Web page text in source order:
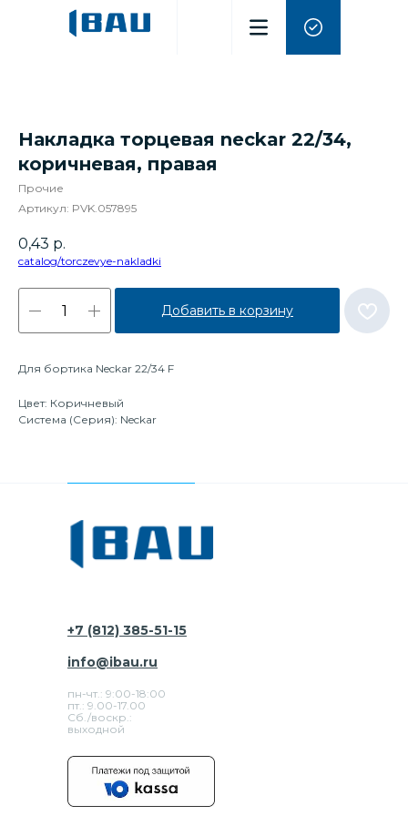
Накладка торцевая neckar 22/34,
коричневая, правая
Прочие
Артикул: PVK.057895
0,43 р.
catalog/torczevye-nakladki
Добавить в корзину
Для бортика Neckar 22/34 F
Цвет: Коричневый
Система (Серия): Neckar
+7 (812) 385-51-15
пн-чт.: 9:00-18:00
пт.: 9.00-17.00
Сб./воскр.:
выходной
info@ibau.ru